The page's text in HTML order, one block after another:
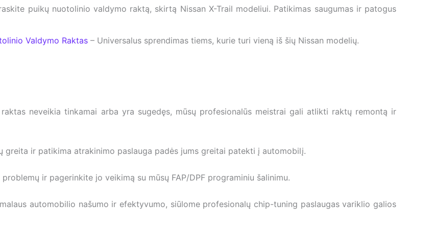
puikų nuotolinio valdymo raktą, skirtą Nissan X-Trail modeliui. Patikimas saugumas ir patogus
Valdymo Raktas – Universalus sprendimas tiems, kurie turi vieną iš šių Nissan modelių.
neveikia tinkamai arba yra sugedęs, mūsų profesionalūs meistrai gali atlikti raktų remontą ir
greita ir patikima atrakinimo paslauga padės jums greitai patekti į automobilį.
ir pagerinkite jo veikimą su mūsų FAP/DPF programiniu šalinimu.
automobilio našumo ir efektyvumo, siūlome profesionalų chip-tuning paslaugas variklio galios